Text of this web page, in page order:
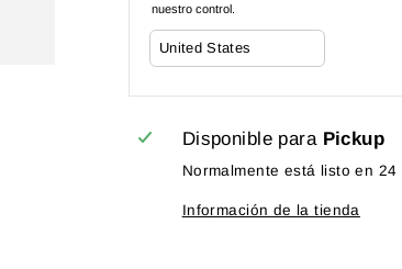
nuestro control.
Disponible para Pickup
Normalmente está listo en 24
Información de la tienda